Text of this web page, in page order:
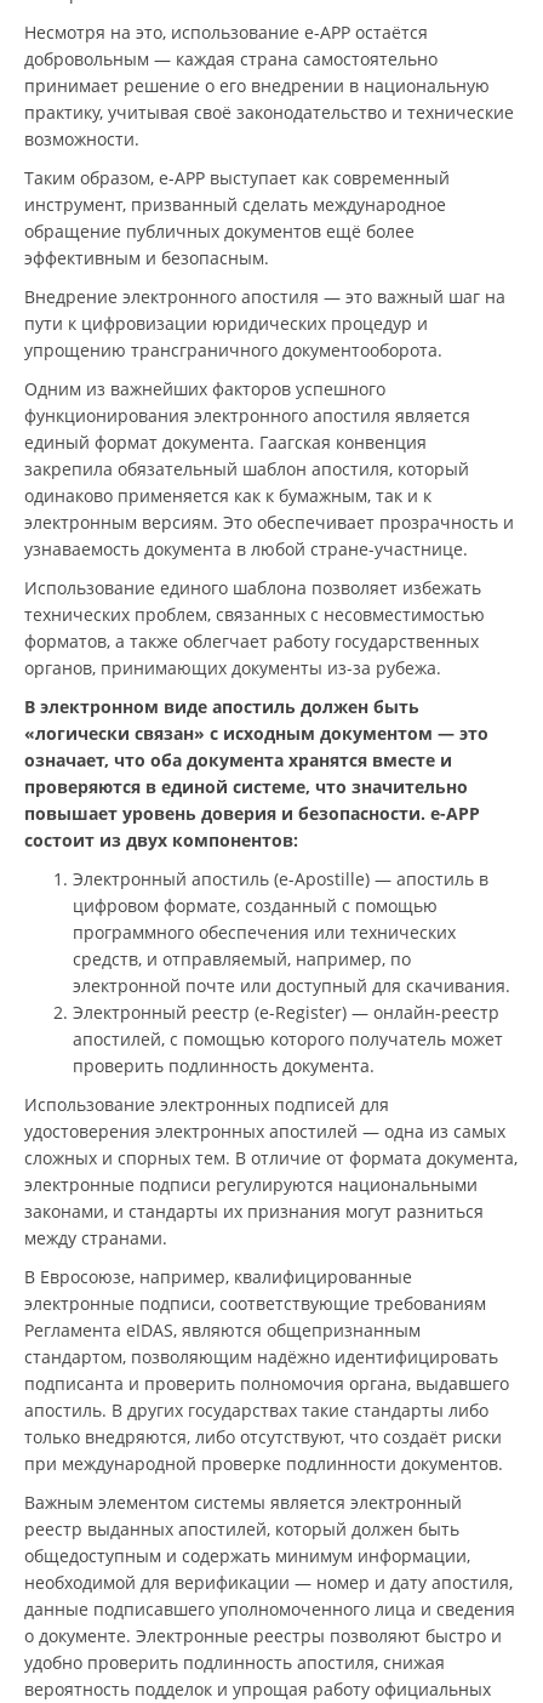
Несмотря на это, использование e-APP остаётся
добровольным — каждая страна самостоятельно
принимает решение о его внедрении в национальную
практику, учитывая своё законодательство и технические
возможности.
Таким образом, e-APP выступает как современный
инструмент, призванный сделать международное
обращение публичных документов ещё более
эффективным и безопасным.
Внедрение электронного апостиля — это важный шаг на
пути к цифровизации юридических процедур и
упрощению трансграничного документооборота.
Одним из важнейших факторов успешного
функционирования электронного апостиля является
единый формат документа. Гаагская конвенция
закрепила обязательный шаблон апостиля, который
одинаково применяется как к бумажным, так и к
электронным версиям. Это обеспечивает прозрачность и
узнаваемость документа в любой стране-участнице.
Использование единого шаблона позволяет избежать
технических проблем, связанных с несовместимостью
форматов, а также облегчает работу государственных
органов, принимающих документы из-за рубежа.
В электронном виде апостиль должен быть
«логически связан» с исходным документом — это
означает, что оба документа хранятся вместе и
проверяются в единой системе, что значительно
повышает уровень доверия и безопасности. e-APP
состоит из двух компонентов:
Электронный апостиль (e-Apostille) — апостиль в
цифровом формате, созданный с помощью
программного обеспечения или технических
средств, и отправляемый, например, по
электронной почте или доступный для скачивания.
Электронный реестр (e-Register) — онлайн-реестр
апостилей, с помощью которого получатель может
проверить подлинность документа.
Использование электронных подписей для
удостоверения электронных апостилей — одна из самых
сложных и спорных тем. В отличие от формата документа,
электронные подписи регулируются национальными
законами, и стандарты их признания могут разниться
между странами.
В Евросоюзе, например, квалифицированные
электронные подписи, соответствующие требованиям
Регламента eIDAS, являются общепризнанным
стандартом, позволяющим надёжно идентифицировать
подписанта и проверить полномочия органа, выдавшего
апостиль. В других государствах такие стандарты либо
только внедряются, либо отсутствуют, что создаёт риски
при международной проверке подлинности документов.
Важным элементом системы является электронный
реестр выданных апостилей, который должен быть
общедоступным и содержать минимум информации,
необходимой для верификации — номер и дату апостиля,
данные подписавшего уполномоченного лица и сведения
о документе. Электронные реестры позволяют быстро и
удобно проверить подлинность апостиля, снижая
вероятность подделок и упрощая работу официальных